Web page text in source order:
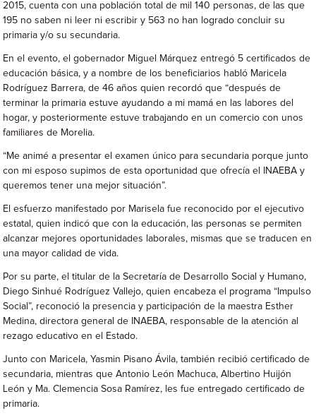
2015, cuenta con una población total de mil 140 personas, de las que
195 no saben ni leer ni escribir y 563 no han logrado concluir su
primaria y/o su secundaria.
En el evento, el gobernador Miguel Márquez entregó 5 certificados de
educación básica, y a nombre de los beneficiarios habló Maricela
Rodríguez Barrera, de 46 años quien recordó que “después de
terminar la primaria estuve ayudando a mi mamá en las labores del
hogar, y posteriormente estuve trabajando en un comercio con unos
familiares de Morelia.
“Me animé a presentar el examen único para secundaria porque junto
con mi esposo supimos de esta oportunidad que ofrecía el INAEBA y
queremos tener una mejor situación”.
El esfuerzo manifestado por Marisela fue reconocido por el ejecutivo
estatal, quien indicó que con la educación, las personas se permiten
alcanzar mejores oportunidades laborales, mismas que se traducen en
una mayor calidad de vida.
Por su parte, el titular de la Secretaría de Desarrollo Social y Humano,
Diego Sinhué Rodríguez Vallejo, quien encabeza el programa “Impulso
Social”, reconoció la presencia y participación de la maestra Esther
Medina, directora general de INAEBA, responsable de la atención al
rezago educativo en el Estado.
Junto con Maricela, Yasmin Pisano Ávila, también recibió certificado de
secundaria, mientras que Antonio León Machuca, Albertino Huijón
León y Ma. Clemencia Sosa Ramírez, les fue entregado certificado de
primaria.